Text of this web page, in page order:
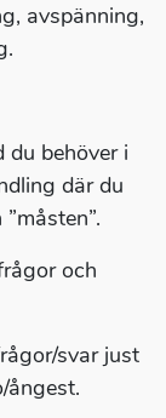
avspänning,
du behöver i
där du
och
svar just
ångest.